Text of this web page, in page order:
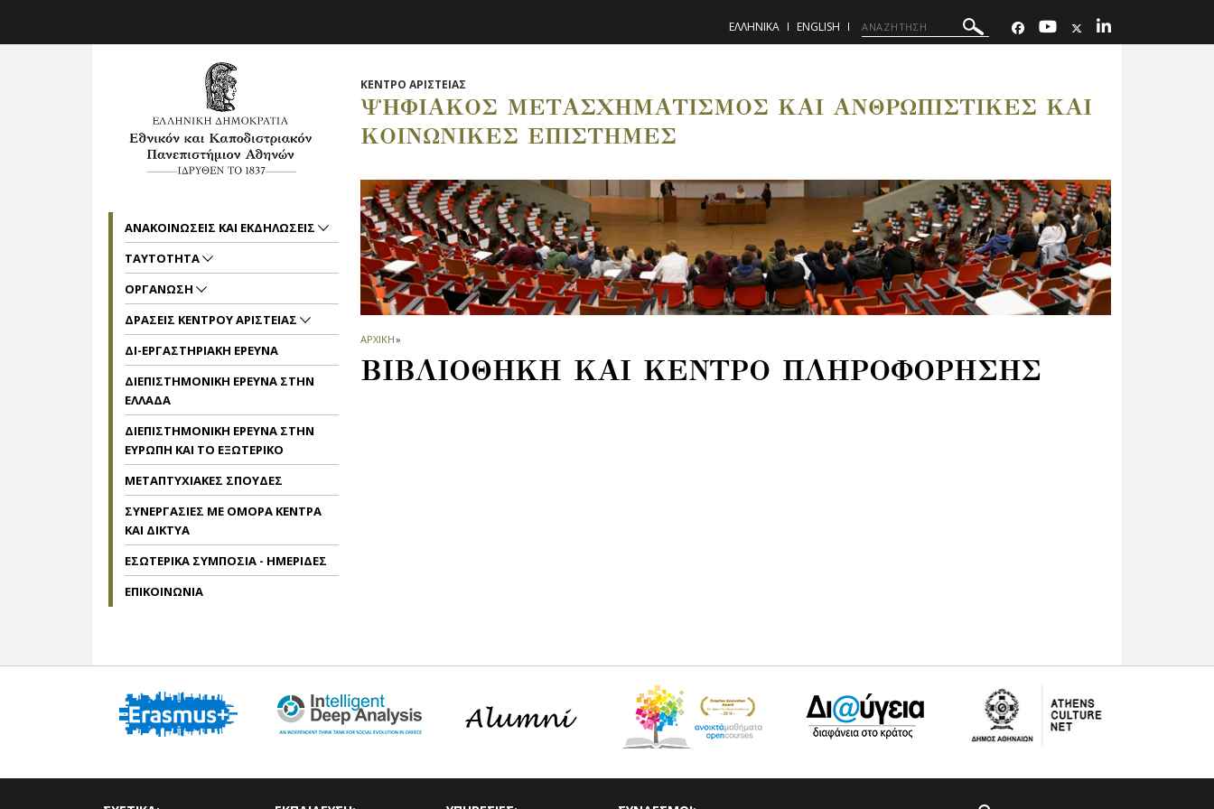
ΕΛΛΗΝΙΚΑ ENGLISH
ΚΕΝΤΡΟ ΑΡΙΣΤΕΙΑΣ
ΨΗΦΙΑΚΟΣ ΜΕΤΑΣΧΗΜΑΤΙΣΜΟΣ ΚΑΙ ΑΝΘΡΩΠΙΣΤΙΚΕΣ ΚΑΙ
ΚΟΙΝΩΝΙΚΕΣ ΕΠΙΣΤΗΜΕΣ
ΑΡΧΙΚΗ»
ΒΙΒΛΙΟΘΗΚΗ ΚΑΙ ΚΕΝΤΡΟ ΠΛΗΡΟΦΟΡΗΣΗΣ
ΑΝΑΚΟΙΝΩΣΕΙΣ ΚΑΙ ΕΚΔΗΛΩΣΕΙΣ
ΤΑΥΤΟΤΗΤΑ
ΟΡΓΑΝΩΣΗ
ΔΡΑΣΕΙΣ ΚΕΝΤΡΟΥ ΑΡΙΣΤΕΙΑΣ
ΔΙ-ΕΡΓΑΣΤΗΡΙΑΚΗ ΕΡΕΥΝΑ
ΔΙΕΠΙΣΤΗΜΟΝΙΚΗ ΕΡΕΥΝΑ ΣΤΗΝ
ΕΛΛΑΔΑ
ΔΙΕΠΙΣΤΗΜΟΝΙΚΗ ΕΡΕΥΝΑ ΣΤΗΝ
ΕΥΡΩΠΗ ΚΑΙ ΤΟ ΕΞΩΤΕΡΙΚΟ
ΜΕΤΑΠΤΥΧΙΑΚΕΣ ΣΠΟΥΔΕΣ
ΣΥΝΕΡΓΑΣΙΕΣ ΜΕ ΟΜΟΡΑ ΚΕΝΤΡΑ
ΚΑΙ ΔΙΚΤΥΑ
ΕΣΩΤΕΡΙΚΑ ΣΥΜΠΟΣΙΑ - ΗΜΕΡΙΔΕΣ
ΕΠΙΚΟΙΝΩΝΙΑ